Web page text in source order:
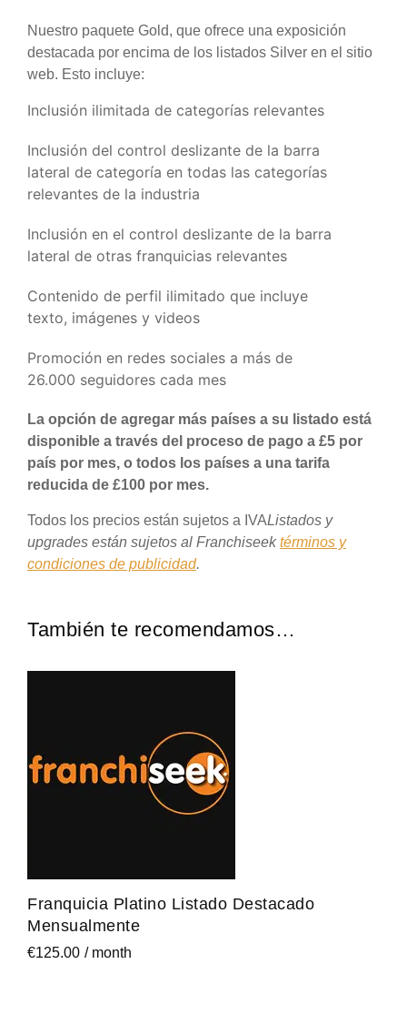
Nuestro paquete Gold, que ofrece una exposición
destacada por encima de los listados Silver en el sitio
web. Esto incluye:
Inclusión ilimitada de categorías relevantes
Inclusión del control deslizante de la barra
lateral de categoría en todas las categorías
relevantes de la industria
Inclusión en el control deslizante de la barra
lateral de otras franquicias relevantes
Contenido de perfil ilimitado que incluye
texto, imágenes y videos
Promoción en redes sociales a más de
26.000 seguidores cada mes
La opción de agregar más países a su listado está
disponible a través del proceso de pago a £5 por
país por mes, o todos los países a una tarifa
reducida de £100 por mes.
Todos los precios están sujetos a IVAListados y
upgrades están sujetos al Franchiseektérminos y
condiciones de publicidad.
También te recomendamos…
Franquicia Platino Listado Destacado
Mensualmente
€125.00 / month